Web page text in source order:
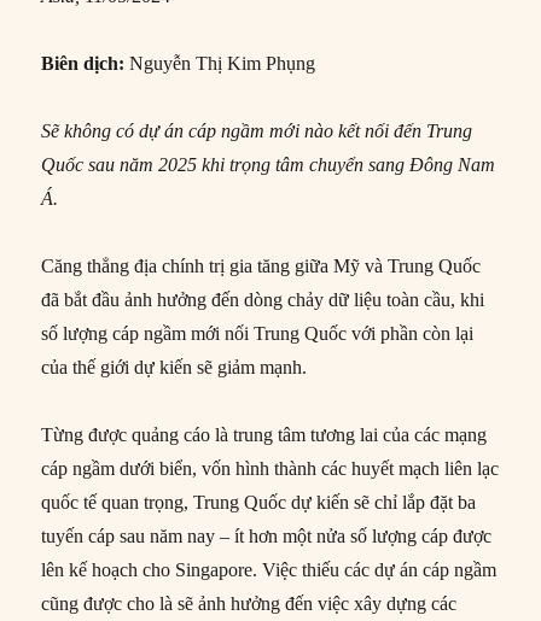
Biên dịch:Nguyễn Thị Kim Phụng
Sẽ không có dự án cáp ngầm mới nào kết nối đến Trung
Quốc sau năm 2025 khi trọng tâm chuyển sang Đông Nam
Á.
Căng thẳng địa chính trị gia tăng giữa Mỹ và Trung Quốc
đã bắt đầu ảnh hưởng đến dòng chảy dữ liệu toàn cầu, khi
số lượng cáp ngầm mới nối Trung Quốc với phần còn lại
của thế giới dự kiến sẽ giảm mạnh.
Từng được quảng cáo là trung tâm tương lai của các mạng
cáp ngầm dưới biển, vốn hình thành các huyết mạch liên lạc
quốc tế quan trọng, Trung Quốc dự kiến sẽ chỉ lắp đặt ba
tuyến cáp sau năm nay – ít hơn một nửa số lượng cáp được
lên kế hoạch cho Singapore. Việc thiếu các dự án cáp ngầm
cũng được cho là sẽ ảnh hưởng đến việc xây dựng các